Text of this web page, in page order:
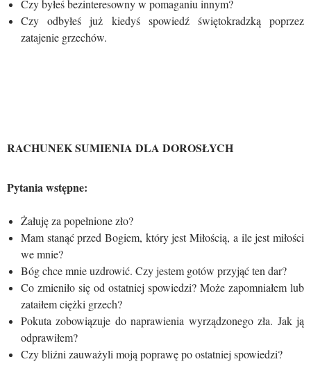
Czy byłeś bezinteresowny w pomaganiu innym?
Czy odbyłeś już kiedyś spowiedź świętokradzką poprzez
zatajenie grzechów.
RACHUNEK SUMIENIA DLA DOROSŁYCH
Pytania wstępne:
Żałuję za popełnione zło?
Mam stanąć przed Bogiem, który jest Miłością, a ile jest miłości
we mnie?
Bóg chce mnie uzdrowić. Czy jestem gotów przyjąć ten dar?
Co zmieniło się od ostatniej spowiedzi? Może zapomniałem lub
zataiłem ciężki grzech?
Pokuta zobowiązuje do naprawienia wyrządzonego zła. Jak ją
odprawiłem?
Czy bliźni zauważyli moją poprawę po ostatniej spowiedzi?